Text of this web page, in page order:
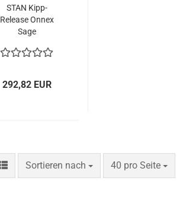
STAN Kipp-
Release Onnex
Sage
292,82 EUR
Sortieren nach
Sortieren nach 40 pro Seite
pro Seite